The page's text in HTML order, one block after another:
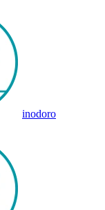
inodoro